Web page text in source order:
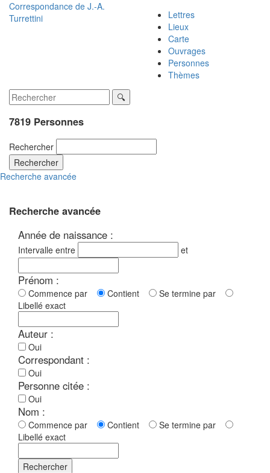
Correspondance de J.-A.
Turrettini
Lettres
Lieux
Carte
Ouvrages
Personnes
Thèmes
7819 Personnes
Rechercher
Rechercher
Recherche avancée
Recherche avancée
Année de naissance :
Intervalle entre et
Prénom :
Commence par Contient
Se termine par
Libellé exact
Auteur :
Oui
Correspondant :
Oui
Personne citée :
Oui
Nom :
Commence par Contient
Se termine par
Libellé exact
Rechercher